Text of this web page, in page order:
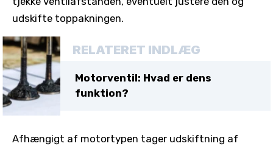
udskifte toppakningen.
RELATERET INDLÆG
Motorventil: Hvad er dens
funktion?
Afhængigt af motortypen tager udskiftning af